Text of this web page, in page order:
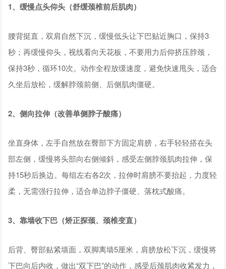
1、缓慢点头仰头（舒缓颈椎前后肌肉）
腰背挺直，双肩自然下沉，缓慢低头让下巴贴近胸口，保持3
秒；再缓慢仰头，视线看向天花板，不要用力后仰挤压脖颈，
保持3秒，循环10次。动作全程放缓速度，避免快速甩头，适合
久坐后放松，缓解脖颈前侧、后侧肌肉僵硬。
2、侧向拉伸（改善单侧脖子酸痛）
坐直身体，左手自然放在臀部下方固定肩膀，右手轻轻搭在头
部左侧，缓慢将头部向右侧倾斜，感受左侧脖颈肌肉拉伸，保
持15秒后换边。每组左右各2次，拉伸时肩膀不要抬起，力度轻
柔，无需强行拉伸，适合单边脖子僵硬、落枕式酸痛。
3、靠墙收下巴（矫正探颈、颈椎变直）
后背、臀部贴紧墙面，双脚离墙5厘米，肩膀放松下沉，缓慢将
下巴向后内收，做出“双下巴”的动作，感受后颈肌肉收紧发力，